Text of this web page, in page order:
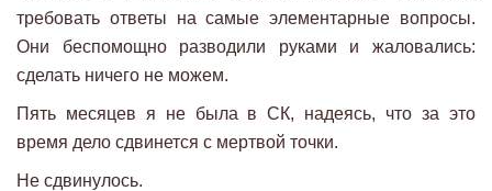
требовать ответы на самые элементарные вопросы.
Они беспомощно разводили руками и жаловались:
сделать ничего не можем.
Пять месяцев я не была в СК, надеясь, что за это
время дело сдвинется с мертвой точки.
Не сдвинулось.